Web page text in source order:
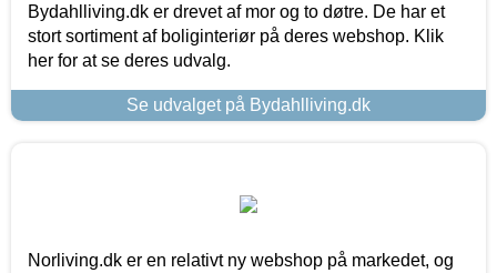
Bydahlliving.dk er drevet af mor og to døtre. De har et
stort sortiment af boliginteriør på deres webshop. Klik
her for at se deres udvalg.
Se udvalget på Bydahlliving.dk
Norliving.dk er en relativt ny webshop på markedet, og